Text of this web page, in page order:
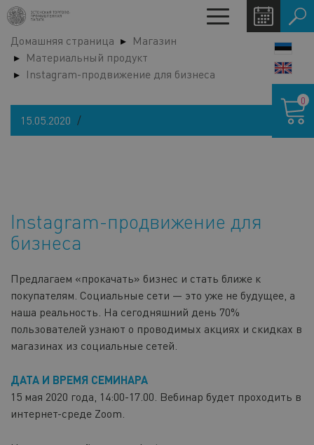
Перейти
основному
содержанию
Toggle
navigation
Домашняя страница
Магазин
Материальный продукт
Instagram-продвижение для бизнеса
15.05.2020
Instagram-продвижение для
бизнеса
Предлагаем «прокачать» бизнес и стать ближе к
покупателям. Социальные сети — это уже не будущее, а
наша реальность. На сегодняшний день 70%
пользователей узнают о проводимых акциях и скидках в
магазинах из социальные сетей.
ДАТА И ВРЕМЯ СЕМИНАРА
15 мая 2020 года, 14:00-17.00. Вебинар будет проходить в
интернет-среде Zoom.
Корзина
0